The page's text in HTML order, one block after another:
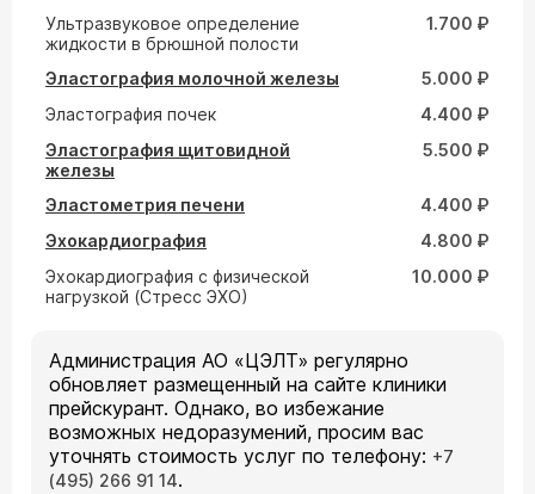
Ультразвуковое определение
жидкости в брюшной полости
1.700 ₽
Эластография молочной железы
5.000 ₽
Эластография почек
4.400 ₽
Эластография щитовидной
железы
5.500 ₽
Эластометрия печени
4.400 ₽
Эхокардиография
4.800 ₽
Эхокардиография с физической
нагрузкой (Стресс ЭХО)
10.000 ₽
Администрация АО «ЦЭЛТ» регулярно
обновляет размещенный на сайте клиники
прейскурант. Однако, во избежание
возможных недоразумений, просим вас
уточнять стоимость услуг по телефону: +7
(495) 266 91 14.